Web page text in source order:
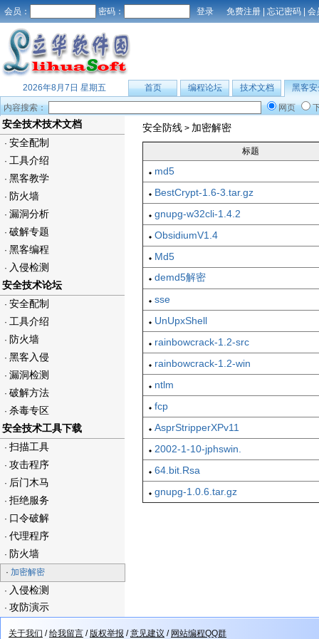
会员： 密码： 免费注册 | 忘记密码 | 会
2026年8月7日 星期五 首页 编程论坛 技术文档
黑客安
内容搜索：
网页
安全技术技术文档
· 安全配制
· 工具介绍
· 黑客教学
· 防火墙
· 漏洞分析
· 破解专题
· 黑客编程
· 入侵检测
安全技术论坛
· 安全配制
· 工具介绍
· 防火墙
· 黑客入侵
· 漏洞检测
· 破解方法
· 杀毒专区
安全技术工具下载
· 扫描工具
· 攻击程序
· 后门木马
· 拒绝服务
· 口令破解
· 代理程序
· 防火墙
· 加密解密
· 入侵检测
· 攻防演示
安全防线 > 加密解密
标题
md5
BestCrypt-1.6-3.tar.gz
gnupg-w32cli-1.4.2
ObsidiumV1.4
Md5
demd5解密
sse
UnUpxShell
rainbowcrack-1.2-src
rainbowcrack-1.2-win
ntlm
fcp
AsprStripperXPv11
2002-1-10-jphswin.
64.bit.Rsa
gnupg-1.0.6.tar.gz
关于我们 /给我留言 /版权举报 /意见建议 / 网站编程QQ群